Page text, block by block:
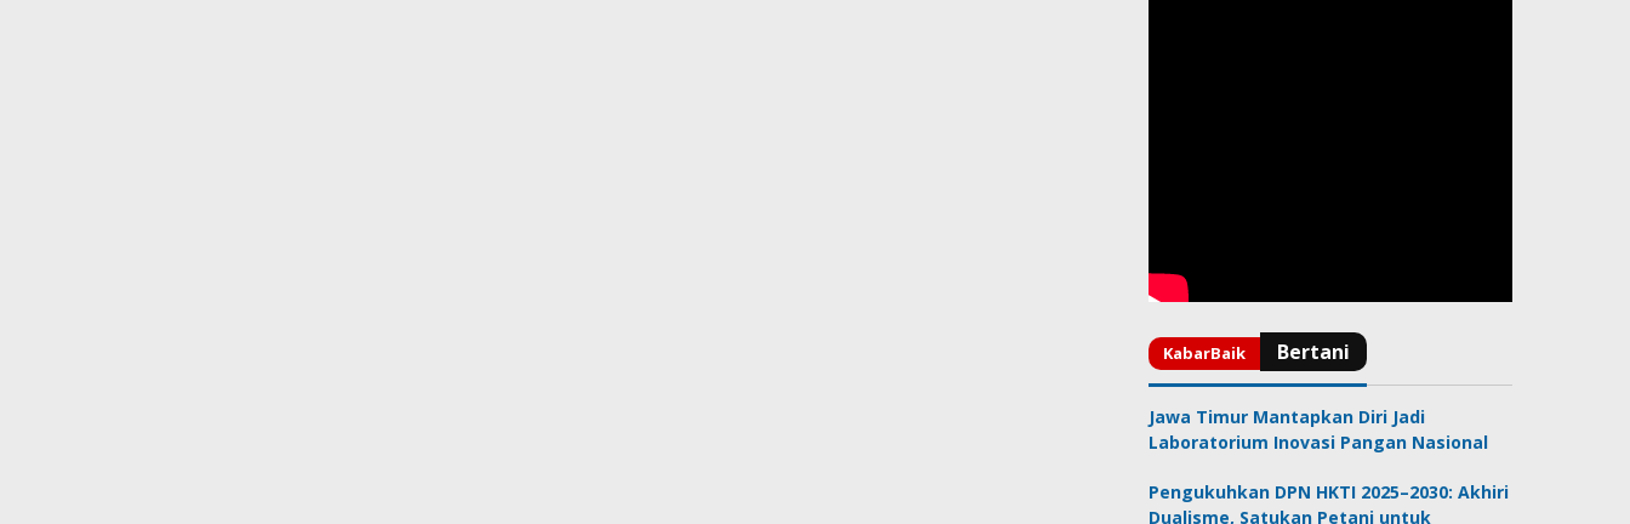
Jawa Timur Mantapkan Diri Jadi
Laboratorium Inovasi Pangan Nasional
Pengukuhkan DPN HKTI 2025–2030: Akhiri
Dualisme, Satukan Petani untuk